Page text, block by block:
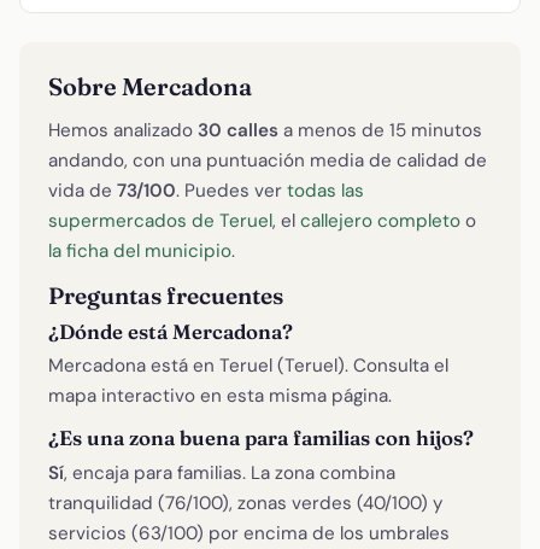
Sobre Mercadona
Hemos analizado 30 calles a menos de 15 minutos
andando, con una puntuación media de calidad de
vida de 73/100. Puedes ver todas las
supermercados de Teruel, el callejero completo o
la ficha del municipio.
Preguntas frecuentes
¿Dónde está Mercadona?
Mercadona está en Teruel (Teruel). Consulta el
mapa interactivo en esta misma página.
¿Es una zona buena para familias con hijos?
Sí, encaja para familias. La zona combina
tranquilidad (76/100), zonas verdes (40/100) y
servicios (63/100) por encima de los umbrales